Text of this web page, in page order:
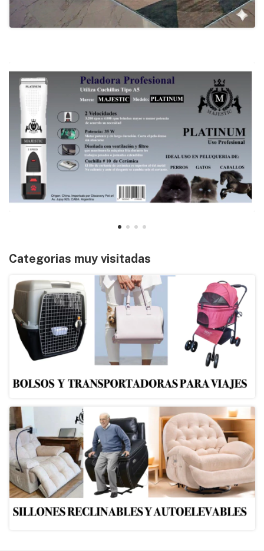
Categorias muy visitadas